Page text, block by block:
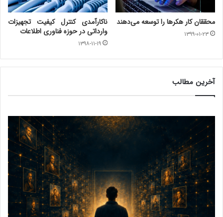
محققان کار هکرها را توسعه می‌دهند
۱۳۹۹-۰۱-۲۳
ناکارآمدی کنترل کیفیت تجهیزات
وارداتی در حوزه فناوری اطلاعات
۱۳۹۸-۱۱-۱۹
آخرین مطالب